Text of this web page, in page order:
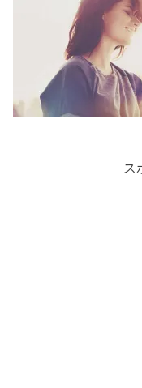
ス